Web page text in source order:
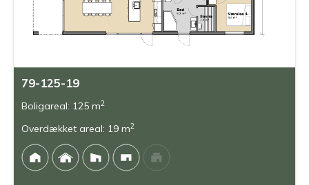
79-125-19
Boligareal: 125 m2
Overdækket areal: 19 m2